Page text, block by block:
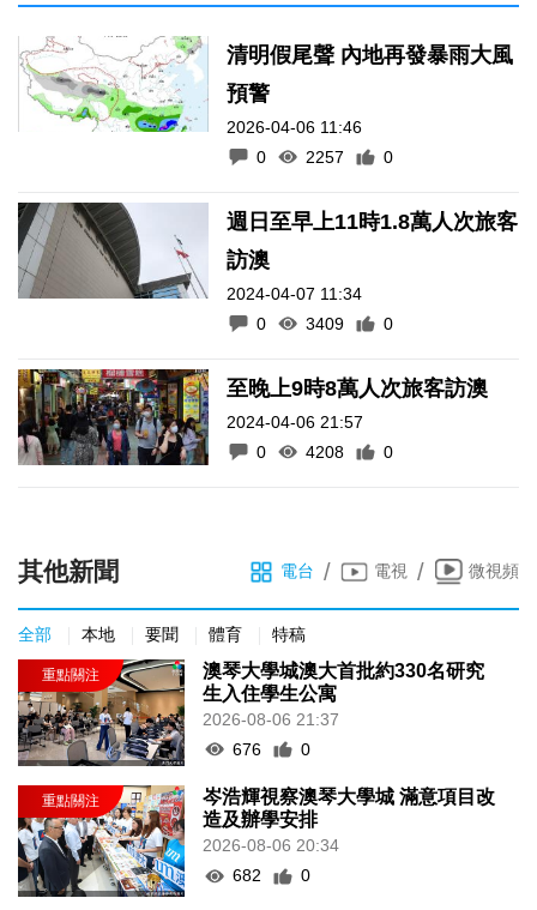
清明假尾聲 內地再發暴雨大風
預警
2026-04-06 11:46
0
2257 0
週日至早上11時1.8萬人次旅客
訪澳
2024-04-07 11:34
0
3409 0
至晚上9時8萬人次旅客訪澳
2024-04-06 21:57
0
4208 0
其他新聞 電台 / 電視 / 微視頻
全部 本地 要聞 體育 特稿
澳琴大學城澳大首批約330名研究
生入住學生公寓
2026-08-06 21:37
676
0
岑浩輝視察澳琴大學城 滿意項目改
造及辦學安排
2026-08-06 20:34
682
0